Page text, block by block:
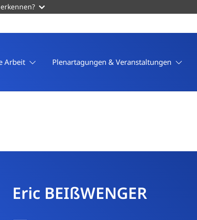
Arbeit Plenartagungen & Veranstaltungen
Eric BEIßWENGER